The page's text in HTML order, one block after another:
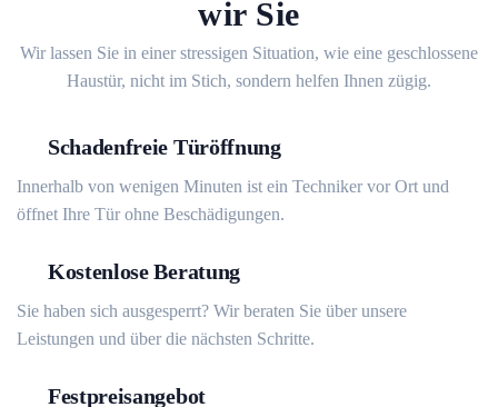
wir Sie
Wir lassen Sie in einer stressigen Situation, wie eine geschlossene
Haustür, nicht im Stich, sondern helfen Ihnen zügig.
Schadenfreie Türöffnung
Innerhalb von wenigen Minuten ist ein Techniker vor Ort und
öffnet Ihre Tür ohne Beschädigungen.
Kostenlose Beratung
Sie haben sich ausgesperrt? Wir beraten Sie über unsere
Leistungen und über die nächsten Schritte.
Festpreisangebot